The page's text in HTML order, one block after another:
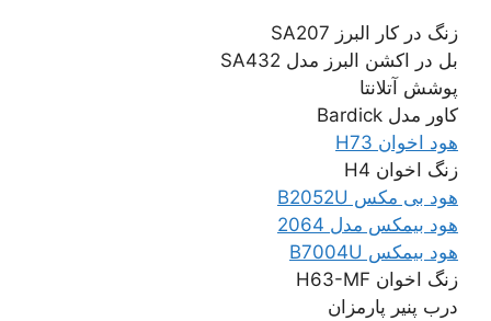
زنگ در کار البرز SA207
بل در اکشن البرز مدل SA432
پوشش آتلانتا
کاور مدل Bardick
هود اخوان H73
زنگ اخوان H4
هود بی مکس B2052U
هود بیمکس مدل 2064
هود بیمکس B7004U
زنگ اخوان H63-MF
درب پنیر پارمزان